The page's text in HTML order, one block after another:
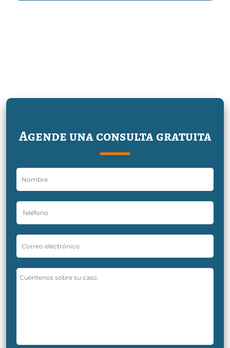
Agende una consulta gratuita